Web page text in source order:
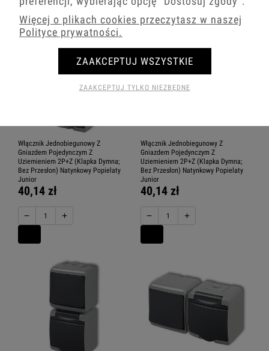
Włącznik Jednobiegunowy Z
Gniazdem Pojedynczym Z
Uziemieniem 2P+Z (Klapka Dymna;
Bez Przesłon) Natynkowy Popielaty
Junior
40,14 zł
− +
Włącznik Jednobiegunowy Z
Gniazdem Pojedynczym Z
Uziemieniem 2P+Z (Klapka Dymna;
Bez Przesłon) Natynkowy Popielaty
Junior
40,14 zł
− +
Więcej o plikach cookies przeczytasz w naszej
Polityce prywatności.
ZAAKCEPTUJ TYLKO NIEZBĘDNE
ZAAKCEPTUJ WSZYSTKIE